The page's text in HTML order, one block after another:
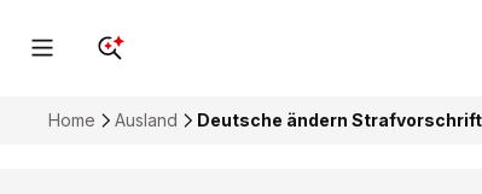
Home Ausland Deutsche ändern